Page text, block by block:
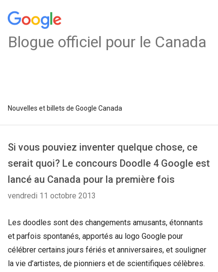
Blogue officiel pour le Canada
Nouvelles et billets de Google Canada
Si vous pouviez inventer quelque chose, ce
serait quoi? Le concours Doodle 4 Google est
lancé au Canada pour la première fois
vendredi 11 octobre 2013
Les doodles sont des changements amusants, étonnants
et parfois spontanés, apportés au logo Google pour
célébrer certains jours fériés et anniversaires, et souligner
la vie d’artistes, de pionniers et de scientifiques célèbres.